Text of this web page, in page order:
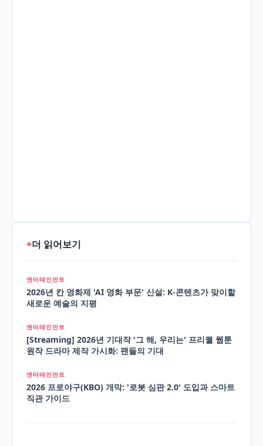
+더 읽어보기
엔터테인먼트
2026년 칸 영화제 'AI 영화 부문' 신설: K-콘텐츠가 맞이할
새로운 예술의 지평
엔터테인먼트
[Streaming] 2026년 기대작 '그 해, 우리는' 프리퀄 웹툰
원작 드라마 제작 가시화: 팬들의 기대
엔터테인먼트
2026 프로야구(KBO) 개막: '로봇 심판 2.0' 도입과 스마트
직관 가이드